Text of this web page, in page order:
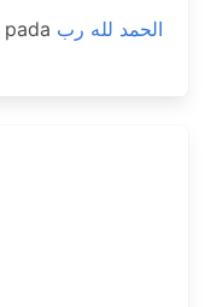
pada الحمد لله رب